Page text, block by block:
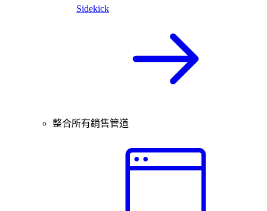
Sidekick
整合所有銷售管道